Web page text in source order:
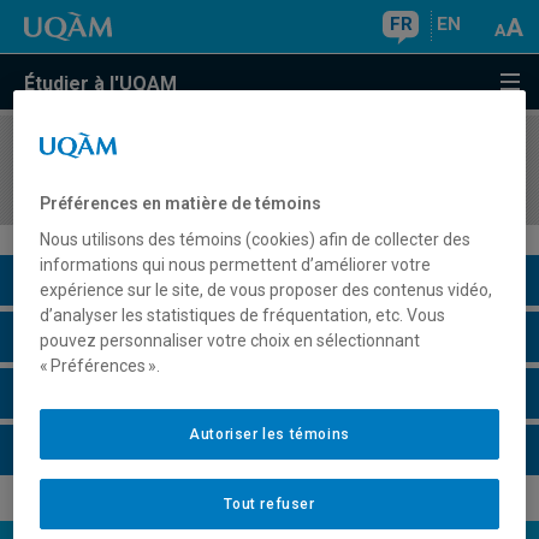
FR EN
Étudier à l'UQAM
COURS//
Description du cours
Horaire - Été 2026
Préférences en matière de témoins
Nous utilisons des témoins (cookies) afin de collecter des
informations qui nous permettent d’améliorer votre
expérience sur le site, de vous proposer des contenus vidéo,
d’analyser les statistiques de fréquentation, etc. Vous
pouvez personnaliser votre choix en sélectionnant
« Préférences ».
Tout refuser
Autoriser les témoins